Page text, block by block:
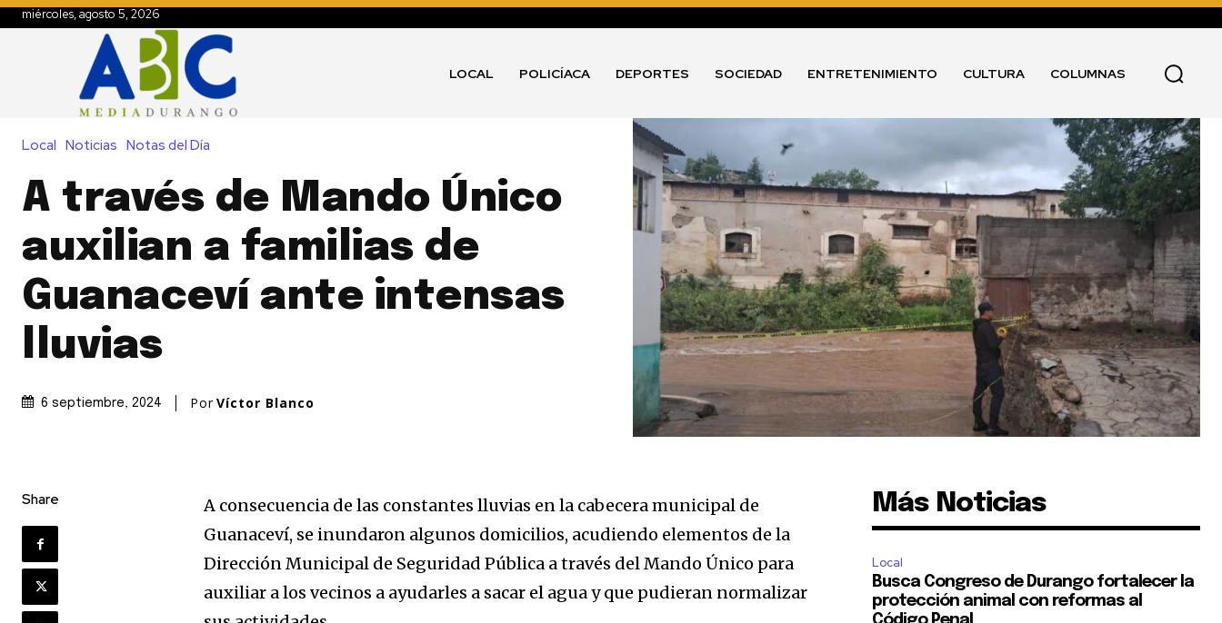
miércoles, agosto 5, 2026
LOCAL POLICÍACA DEPORTES SOCIEDAD ENTRETENIMIENTO CULTURA COLUMNAS
Local Noticias Notas del Día
A través de Mando Único
auxilian a familias de
Guanaceví ante intensas
lluvias
6 septiembre, 2024 PorVíctor Blanco
Share
A consecuencia de las constantes lluvias en la cabecera municipal de
Guanaceví, se inundaron algunos domicilios, acudiendo elementos de la
Dirección Municipal de Seguridad Pública a través del Mando Único para
auxiliar a los vecinos a ayudarles a sacar el agua y que pudieran normalizar
Más Noticias
Local
Busca Congreso de Durango fortalecer la
protección animal con reformas al